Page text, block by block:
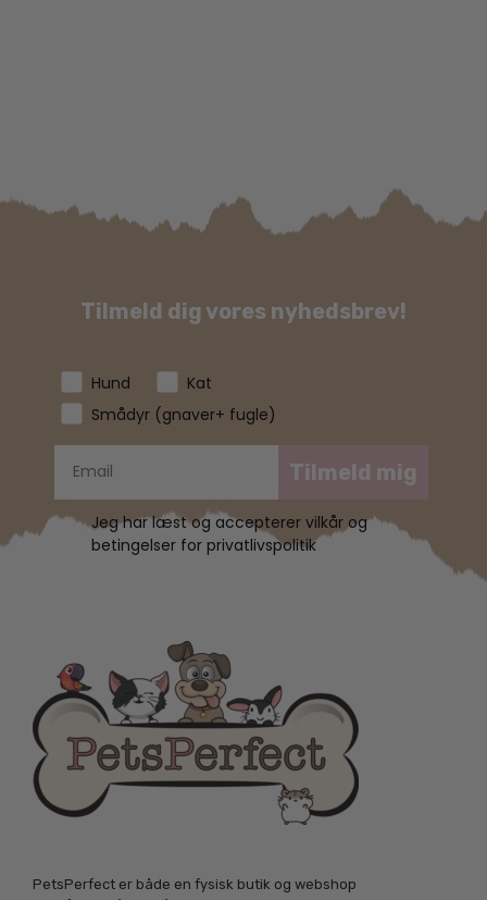
Tilmeld dig vores nyhedsbrev!
Hund
Kat
Smådyr (gnaver+ fugle)
Tilmeld mig
Jeg har læst og accepterer vilkår og
betingelser for privatlivspolitik
PetsPerfect er både en fysisk butik og webshop